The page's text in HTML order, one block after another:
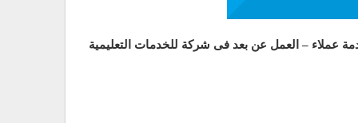
عملاء – العمل عن بعد فى شركة للخدمات التعليمية